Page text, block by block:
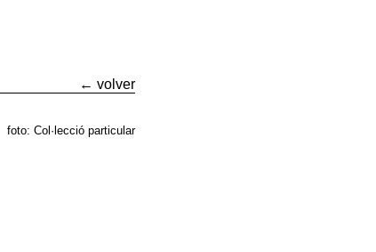
← volver
Autoretrat
foto: Col·lecció particular